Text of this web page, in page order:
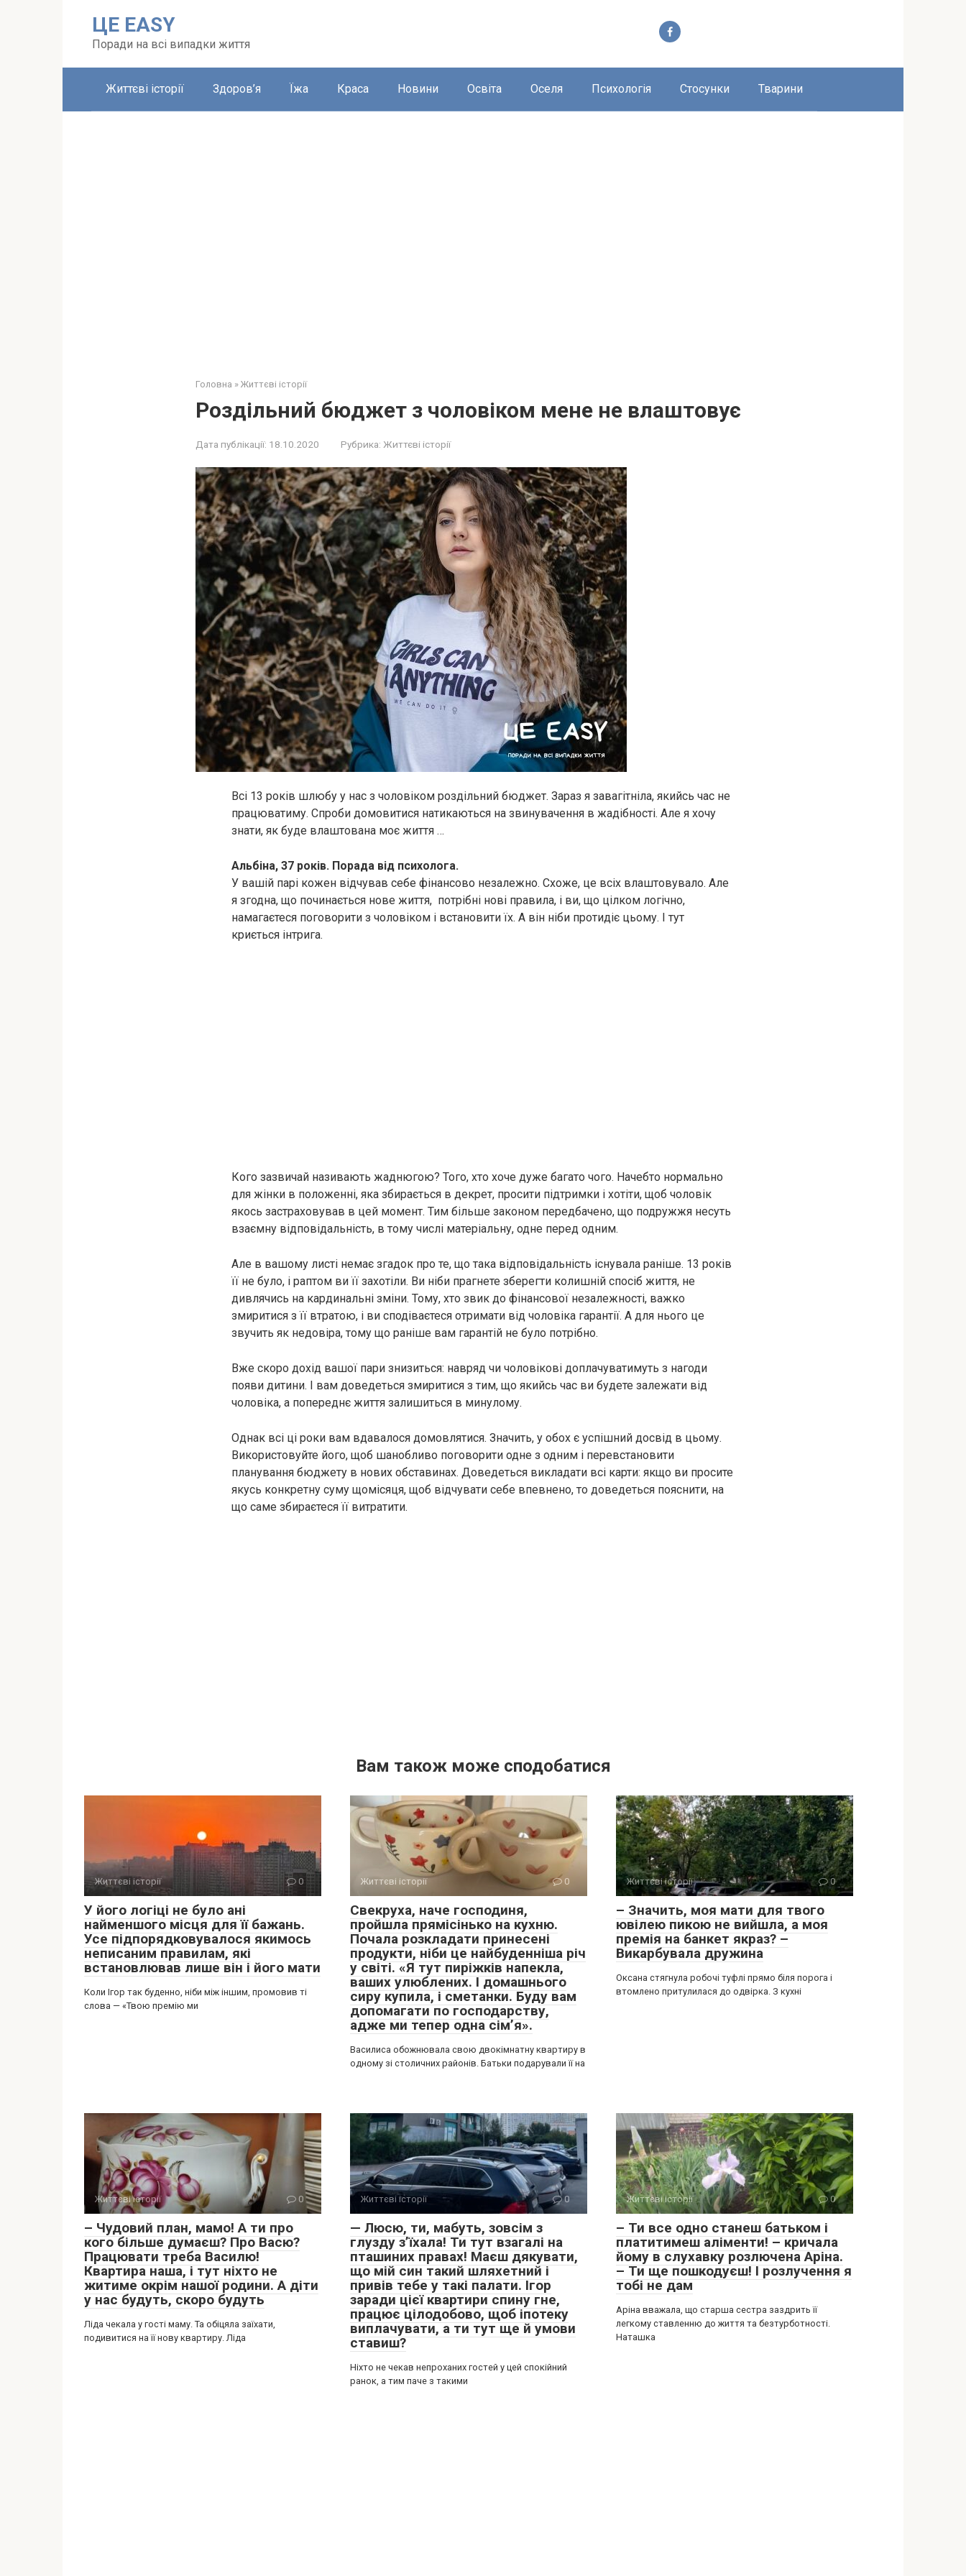
ЦЕ EASY
Поради на всі випадки життя
Життєві історії Здоров’я Їжа Краса Новини Освіта Оселя Психологія Стосунки Тварини
Головна » Життєві історії
Роздільний бюджет з чоловіком мене не влаштовує
Дата публікації: 18.10.2020 Рубрика: Життєві історії
Всі 13 років шлюбу у нас з чоловіком роздільний бюджет. Зараз я завагітніла, якийсь час не
працюватиму. Спроби домовитися натикаються на звинувачення в жадібності. Але я хочу
знати, як буде влаштована моє життя …
Альбіна, 37 років. Порада від психолога.
У вашій парі кожен відчував себе фінансово незалежно. Схоже, це всіх влаштовувало. Але
я згодна, що починається нове життя, потрібні нові правила, і ви, що цілком логічно,
намагаєтеся поговорити з чоловіком і встановити їх. А він ніби протидіє цьому. І тут
криється інтрига.
Кого зазвичай називають жаднюгою? Того, хто хоче дуже багато чого. Начебто нормально
для жінки в положенні, яка збирається в декрет, просити підтримки і хотіти, щоб чоловік
якось застраховував в цей момент. Тим більше законом передбачено, що подружжя несуть
взаємну відповідальність, в тому числі матеріальну, одне перед одним.
Але в вашому листі немає згадок про те, що така відповідальність існувала раніше. 13 років
її не було, і раптом ви її захотіли. Ви ніби прагнете зберегти колишній спосіб життя, не
дивлячись на кардинальні зміни. Тому, хто звик до фінансової незалежності, важко
змиритися з її втратою, і ви сподіваєтеся отримати від чоловіка гарантії. А для нього це
звучить як недовіра, тому що раніше вам гарантій не було потрібно.
Вже скоро дохід вашої пари знизиться: навряд чи чоловікові доплачуватимуть з нагоди
появи дитини. І вам доведеться змиритися з тим, що якийсь час ви будете залежати від
чоловіка, а попереднє життя залишиться в минулому.
Однак всі ці роки вам вдавалося домовлятися. Значить, у обох є успішний досвід в цьому.
Використовуйте його, щоб шанобливо поговорити одне з одним і перевстановити
планування бюджету в нових обставинах. Доведеться викладати всі карти: якщо ви просите
якусь конкретну суму щомісяця, щоб відчувати себе впевнено, то доведеться пояснити, на
що саме збираєтеся її витратити.
Вам також може сподобатися
Життєві історії 0
У його логіці не було ані
найменшого місця для її бажань.
Усе підпорядковувалося якимось
неписаним правилам, які
встановлював лише він і його мати
Коли Ігор так буденно, ніби між іншим, промовив ті
слова — «Твою премію ми
Життєві історії 0
Свекруха, наче господиня,
пройшла прямісінько на кухню.
Почала розкладати принесені
продукти, ніби це найбуденніша річ
у світі. «Я тут пиріжків напекла,
ваших улюблених. І домашнього
сиру купила, і сметанки. Буду вам
допомагати по господарству,
адже ми тепер одна сім’я».
Василиса обожнювала свою двокімнатну квартиру в
одному зі столичних районів. Батьки подарували її на
Життєві історії 0
– Значить, моя мати для твого
ювілею пикою не вийшла, а моя
премія на банкет якраз? –
Викарбувала дружина
Оксана стягнула робочі туфлі прямо біля порога і
втомлено притулилася до одвірка. З кухні
Життєві історії 0
– Чудовий план, мамо! А ти про
кого більше думаєш? Про Васю?
Працювати треба Василю!
Квартира наша, і тут ніхто не
житиме окрім нашої родини. А діти
у нас будуть, скоро будуть
Ліда чекала у гості маму. Та обіцяла заїхати,
подивитися на її нову квартиру. Ліда
Життєві історії 0
— Люсю, ти, мабуть, зовсім з
глузду з’їхала! Ти тут взагалі на
пташиних правах! Маєш дякувати,
що мій син такий шляхетний і
привів тебе у такі палати. Ігор
заради цієї квартири спину гне,
працює цілодобово, щоб іпотеку
виплачувати, а ти тут ще й умови
ставиш?
Ніхто не чекав непроханих гостей у цей спокійний
ранок, а тим паче з такими
Життєві історії 0
– Ти все одно станеш батьком і
платитимеш аліменти! – кричала
йому в слухавку розлючена Аріна.
– Ти ще пошкодуєш! І розлучення я
тобі не дам
Аріна вважала, що старша сестра заздрить її
легкому ставленню до життя та безтурботності.
Наташка